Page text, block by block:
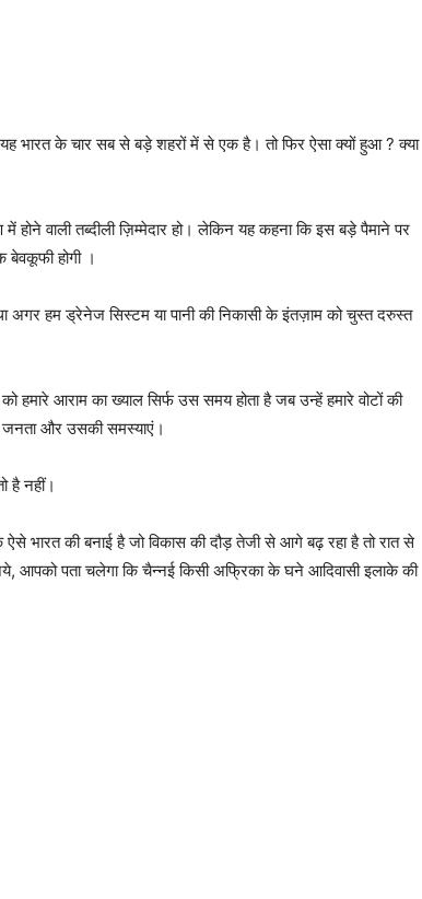
भारत के चार सब से बड़े शहरों में से एक है। तो फिर ऐसा क्यों हुआ ? क्या
होने वाली तब्दीली ज़िम्मेदार हो। लेकिन यह कहना कि इस बड़े पैमाने पर
बेवकूफी होगी ।
अगर हम ड्रेनेज सिस्टम या पानी की निकासी के इंतज़ाम को चुस्त दरुस्त
हमारे आराम का ख्याल सिर्फ उस समय होता है जब उन्हें हमारे वोटों की
जनता और उसकी समस्याएं।
है नहीं।
भारत की बनाई है जो विकास की दौड़ तेजी से आगे बढ़ रहा है तो रात से
आपको पता चलेगा कि चैन्नई किसी अफ्रिका के घने आदिवासी इलाके की